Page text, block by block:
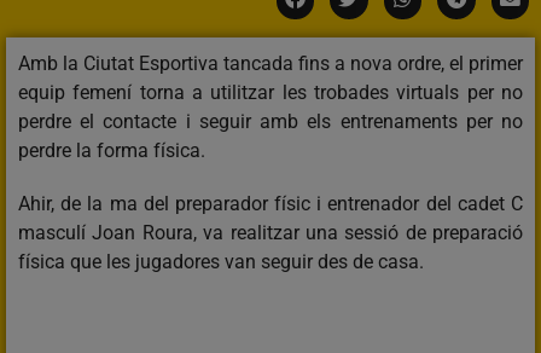
Amb la Ciutat Esportiva tancada fins a nova ordre, el primer
equip femení torna a utilitzar les trobades virtuals per no
perdre el contacte i seguir amb els entrenaments per no
perdre la forma física.
Ahir, de la ma del preparador físic i entrenador del cadet C
masculí Joan Roura, va realitzar una sessió de preparació
física que les jugadores van seguir des de casa.